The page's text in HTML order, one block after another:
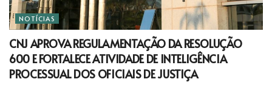
NOTÍCIAS
CNJ APROVA REGULAMENTAÇÃO DA RESOLUÇÃO
600 E FORTALECE ATIVIDADE DE INTELIGÊNCIA
PROCESSUAL DOS OFICIAIS DE JUSTIÇA